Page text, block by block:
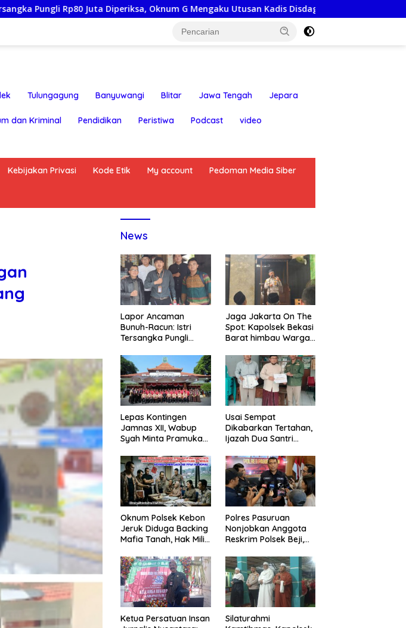
Diperiksa, Oknum G Mengaku Utusan Kadis Disdagperin Jaga Jakarta On The Spot:
Tulungagung Banyuwangi Blitar Jawa Tengah Jepara
dan Kriminal Pendidikan Peristiwa Podcast video
Kebijakan Privasi Kode Etik My account Pedoman Media Siber
News
Lapor Ancaman
Bunuh-Racun: Istri
Tersangka Pungli
Oknum G Mengaku
Utusan Kadis
Disdagperin
Jaga Jakarta On The
Spot: Kapolsek Bekasi
Barat himbau Warga
Tawuran Usai Sholat
Jumat
Lepas Kontingen
Jamnas XII, Wabup
Syah Minta Pramuka
Trenggalek
Usai Sempat
Dikabarkan Tertahan,
Ijazah Dua Santri
Secara Cuma-cuma
Oknum Polsek Kebon
Jeruk Diduga Backing
Mafia Tanah, Hak Milik
Lewat Paksaan
Polres Pasuruan
Nonjobkan Anggota
Reskrim Polsek Beji,
Transparansi
Penanganan Dugaan
Penganiayaan
Ketua Persatuan Insan
Silaturahmi